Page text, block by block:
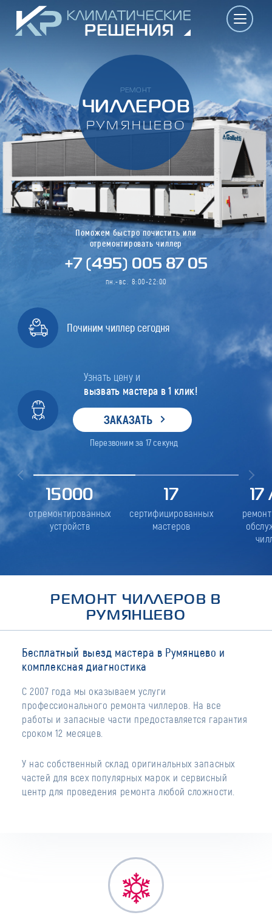
РЕМОНТ
ЧИЛЛЕРОВ
РУМЯНЦЕВО
Поможем быстро почистить или
отремонтировать чиллер
+7 (495) 005 87 05
пн.-вс. 8:00-22:00
Починим чиллер сегодня
Узнать цену и
вызвать мастера в 1 клик!
ЗАКАЗАТЬ
Перезвоним за 17секунд
15000
отремонтированных
устройств
17
сертифицированных
мастеров
17
РЕМОНТ ЧИЛЛЕРОВ В
РУМЯНЦЕВО
Бесплатный выезд мастера в Румянцево и
комплексная диагностика
С 2007 года мы оказываем услуги
профессионального ремонта чиллеров. На все
работы и запасные части предоставляется гарантия
сроком 12 месяцев.
У нас собственный склад оригинальных запасных
частей для всех популярных марок и сервисный
центр для проведения ремонта любой сложности.